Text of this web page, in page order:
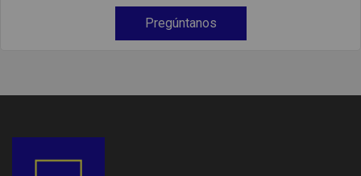
Pregúntanos